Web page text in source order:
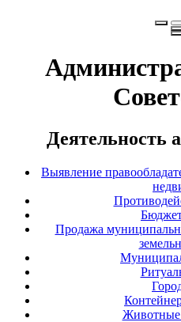
Деятельность
Выявление
Продажа
Животные